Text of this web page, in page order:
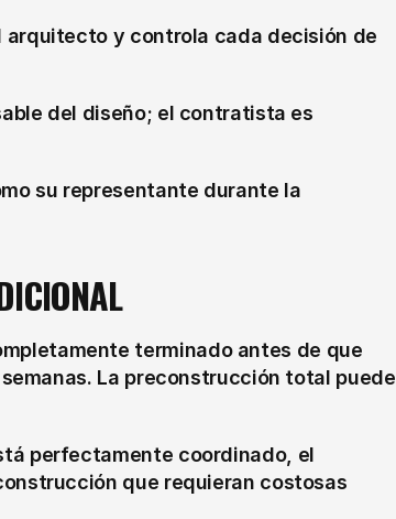
y controla cada decisión de
del diseño; el contratista es
su representante durante la
terminado antes de que
La preconstrucción total puede
perfectamente coordinado, el
que requieran costosas